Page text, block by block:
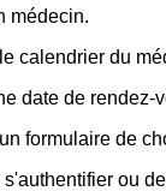
médecin.
calendrier du
date de rendez-
formulaire de
ou